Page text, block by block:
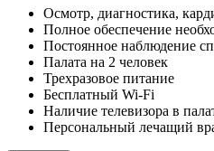
Осмотр, диагностика,
Полное обеспечение
Постоянное наблюдение
Палата на 2 человек
Трехразовое питание
Бесплатный Wi-Fi
Наличие телевизора в
Персональный лечащий